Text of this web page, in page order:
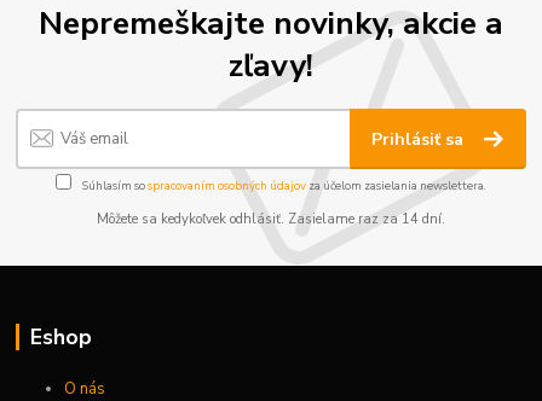
Nepremeškajte novinky, akcie a
zľavy!
Prihlásiť sa
Súhlasím sospracovaním osobných údajov za účelom zasielania newslettera.
Môžete sa kedykoľvek odhlásiť. Zasielame raz za 14 dní.
Eshop
O nás